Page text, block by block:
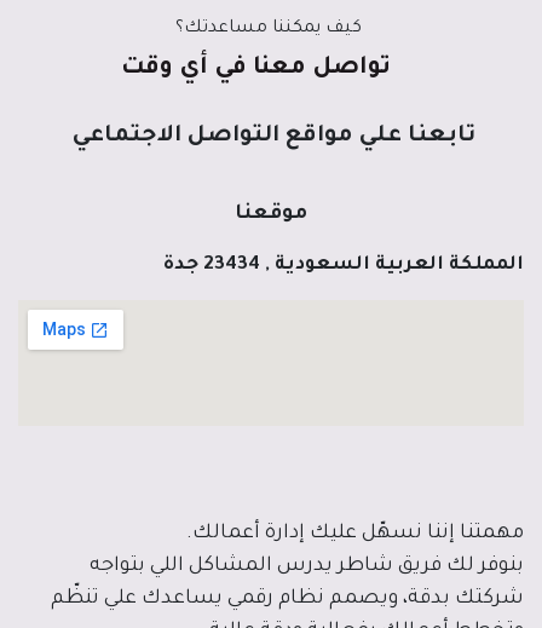
كيف يمكننا مساعدتك؟
تواصل معنا في أي وقت
تابعنا علي مواقع التواصل الاجتماعي
موقعنا
المملكة العربية السعودية , 23434 جدة
مهمتنا إننا نسهّل عليك إدارة أعمالك.
بنوفر لك فريق شاطر يدرس المشاكل اللي بتواجه
شركتك بدقة، ويصمم نظام رقمي يساعدك علي تنظّم